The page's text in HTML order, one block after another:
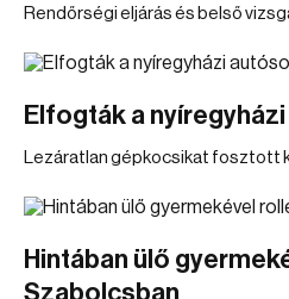
Rendőrségi eljárás és belső
Elfogták a
Lezáratlan gépkocsikat fosztott
Hintában ülő
Szabolcsban